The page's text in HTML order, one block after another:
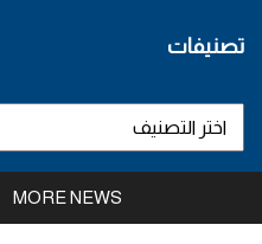
MORE NEWS
تصنيفات